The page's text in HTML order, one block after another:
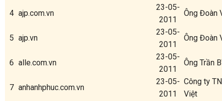
4 ajp.com.vn
23-05-
2011
Ông Đoàn
5 ajp.vn
23-05-
2011
Ông Đoàn
6 alle.com.vn
23-05-
2011
Ông Trần
7 anhanhphuc.com.vn
23-05-
2011
Công ty
Việt